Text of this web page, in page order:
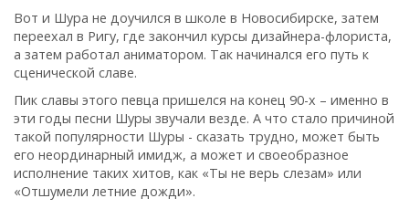
Вот и Шура не доучился в школе в Новосибирске, затем
переехал в Ригу, где закончил курсы дизайнера-флориста,
а затем работал аниматором. Так начинался его путь к
сценической славе.
Пик славы этого певца пришелся на конец 90-х – именно в
эти годы песни Шуры звучали везде. А что стало причиной
такой популярности Шуры - сказать трудно, может быть
его неординарный имидж, а может и своеобразное
исполнение таких хитов, как «Ты не верь слезам» или
«Отшумели летние дожди».